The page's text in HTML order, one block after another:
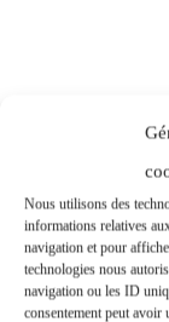
Nous utilisons des
informations relatives
navigation et pour
technologies nous
navigation ou les ID
consentement peut avoir
Le matin,